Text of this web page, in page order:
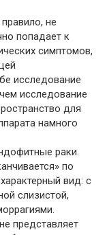
не
попадает к
симптомов,
исследование
исследование
для
намного
раки.
по
вид: с
слизистой,
представляет